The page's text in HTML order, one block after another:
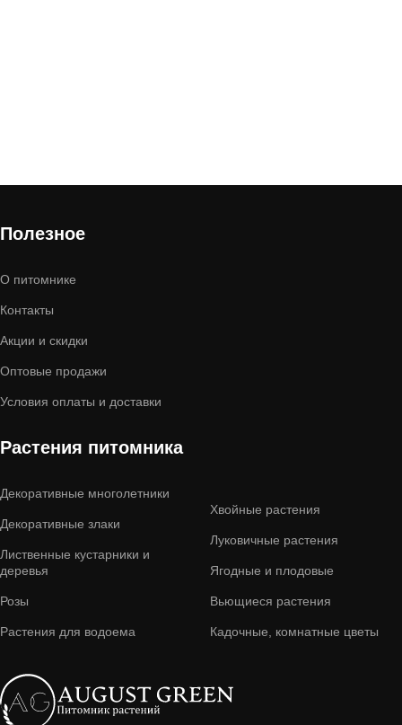
Полезное
О питомнике
Контакты
Акции и скидки
Оптовые продажи
Условия оплаты и доставки
Растения питомника
Декоративные многолетники
Декоративные злаки
Лиственные кустарники и
деревья
Розы
Растения для водоема
Хвойные растения
Луковичные растения
Ягодные и плодовые
Вьющиеся растения
Кадочные, комнатные цветы